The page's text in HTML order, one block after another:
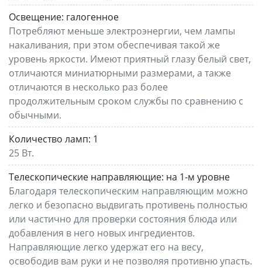
Освещение: галогенное
Потребляют меньше электроэнергии, чем лампы
накаливания, при этом обеспечивая такой же
уровень яркости. Имеют приятный глазу белый свет,
отличаются миниатюрными размерами, а также
отличаются в несколько раз более
продолжительным сроком службы по сравнению с
обычными.
Количество ламп: 1
25 Вт.
Телескопические направляющие: на 1-м уровне
Благодаря телескопическим направляющим можно
легко и безопасно выдвигать противень полностью
или частично для проверки состояния блюда или
добавления в него новых ингредиентов.
Направляющие легко удержат его на весу,
освободив вам руки и не позволяя противню упасть.